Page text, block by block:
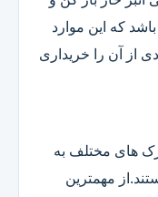
که این موارد
از آن را خریداری
های مختلف به
6 یا 7 عددی هستند.از مهمترین